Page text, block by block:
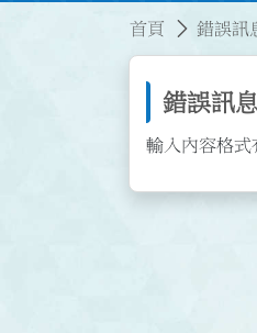
首頁 錯誤訊
錯誤訊息
輸入內容格式